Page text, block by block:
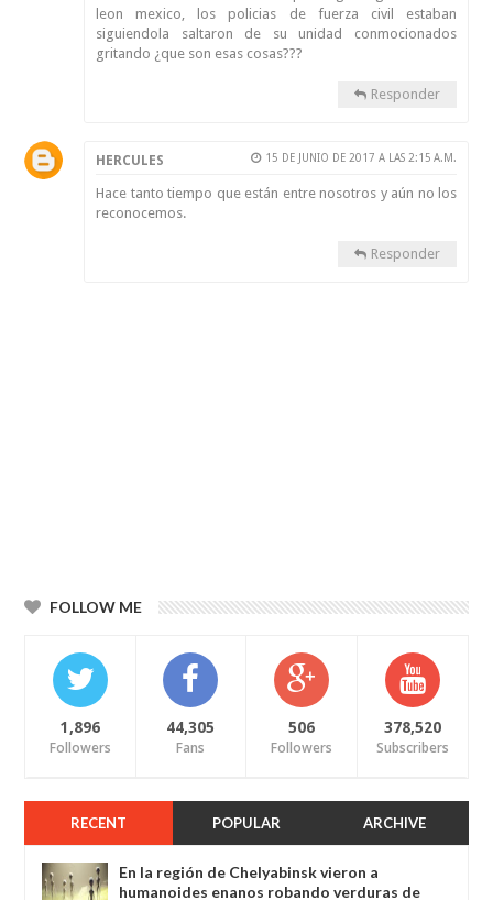
leon mexico, los policias de fuerza civil estaban
siguiendola saltaron de su unidad conmocionados
gritando ¿que son esas cosas???
Responder
HERCULES 15 DE JUNIO DE 2017 A LAS 2:15 A.M.
Hace tanto tiempo que están entre nosotros y aún no los
reconocemos.
Responder
FOLLOW ME
1,896
Followers
44,305
Fans
506
Followers
378,520
Subscribers
RECENT POPULAR ARCHIVE
En la región de Chelyabinsk vieron a
humanoides enanos robando verduras de